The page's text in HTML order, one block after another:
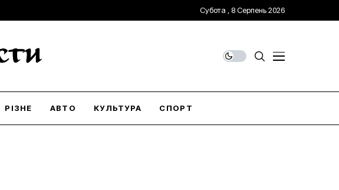
Субота , 8 Серпень 2026
РІЗНЕ АВТО КУЛЬТУРА СПОРТ